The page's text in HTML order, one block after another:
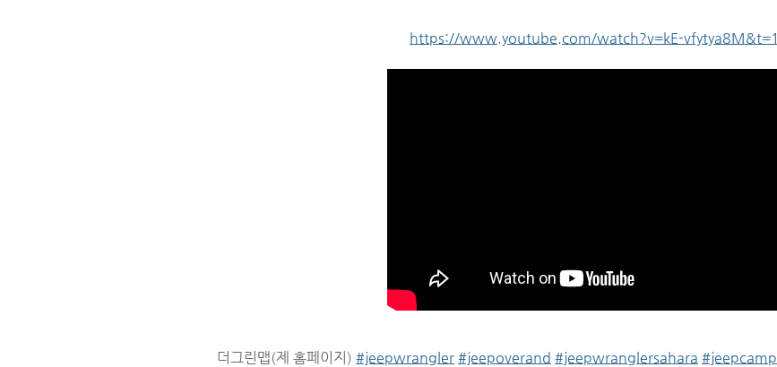
https://www.youtube.com/watch?v=kE-
더그린맵(제 홈페이지) #jeepwrangler #jeepoverand #jeepwranglersahara